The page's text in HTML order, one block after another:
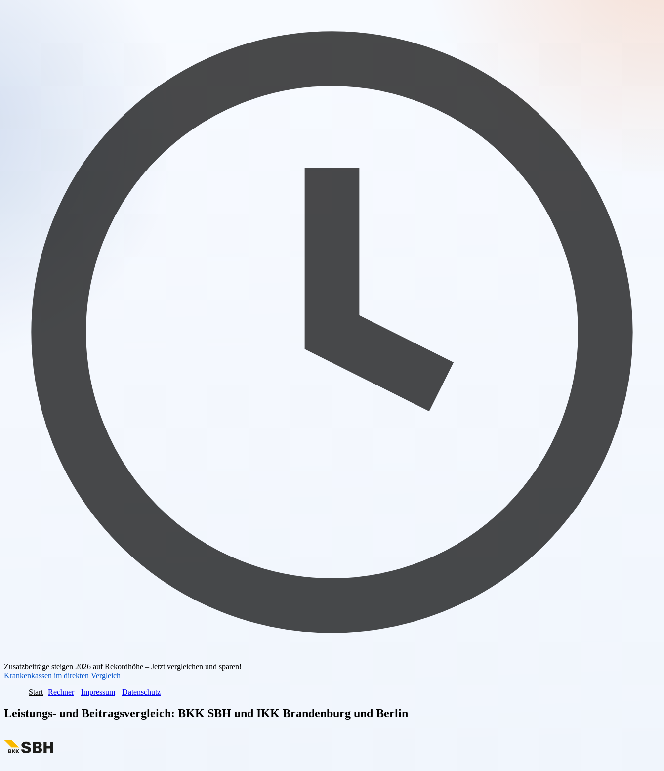
Zusatzbeiträge steigen 2026 auf Rekordhöhe – Jetzt vergleichen und sparen!
Krankenkassen im direkten Vergleich
Start Rechner Impressum Datenschutz
Leistungs- und Beitragsvergleich: BKK SBH und IKK Brandenburg und Berlin